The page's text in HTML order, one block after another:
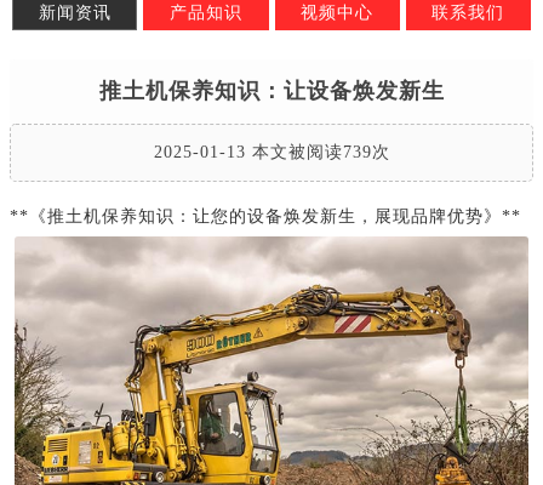
新闻资讯 产品知识 视频中心 联系我们
推土机保养知识：让设备焕发新生
2025-01-13 本文被阅读739次
**《推土机保养知识：让您的设备焕发新生，展现品牌优势》**